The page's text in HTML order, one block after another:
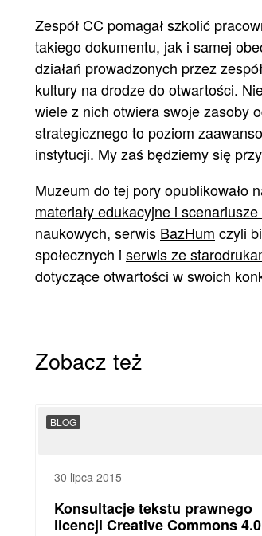
Zespół CC pomagał szkolić
takiego dokumentu, jak i samej
działań prowadzonych przez
kultury na drodze do otwartości.
wiele z nich otwiera swoje zasoby
strategicznego to poziom
instytucji. My zaś będziemy się
Muzeum do tej pory opublikowało
materiały edukacyjne i
naukowych, serwis BazHum czyli
społecznych i serwis ze
dotyczące otwartości w swoich
Zobacz też
BLOG
30 lipca 2015
Konsultacje tekstu prawnego
licencji Creative Commons 4.0